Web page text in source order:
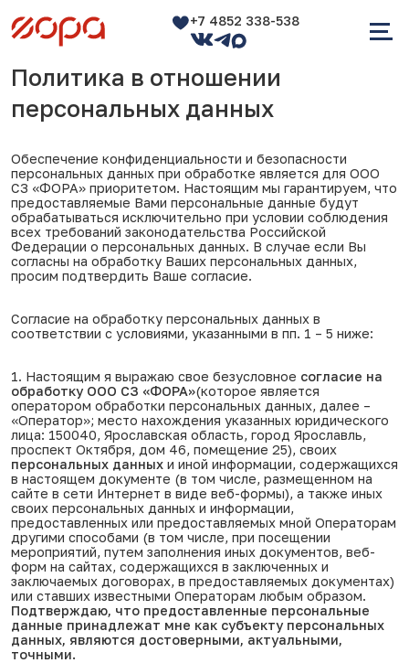
+7 4852 338-538
Политика в отношении
персональных данных
Обеспечение конфиденциальности и безопасности
персональных данных при обработке является для ООО
СЗ «ФОРА» приоритетом. Настоящим мы гарантируем, что
предоставляемые Вами персональные данные будут
обрабатываться исключительно при условии соблюдения
всех требований законодательства Российской
Федерации о персональных данных. В случае если Вы
согласны на обработку Ваших персональных данных,
просим подтвердить Ваше согласие.
Согласие на обработку персональных данных в
соответствии с условиями, указанными в пп. 1 – 5 ниже:
1. Настоящим я выражаю свое безусловное согласие на
обработку ООО СЗ «ФОРА»(которое является
оператором обработки персональных данных, далее –
«Оператор»; место нахождения указанных юридического
лица: 150040, Ярославская область, город Ярославль,
проспект Октября, дом 46, помещение 25), своих
персональных данных и иной информации, содержащихся
в настоящем документе (в том числе, размещенном на
сайте в сети Интернет в виде веб-формы), а также иных
своих персональных данных и информации,
предоставленных или предоставляемых мной Операторам
другими способами (в том числе, при посещении
мероприятий, путем заполнения иных документов, веб-
форм на сайтах, содержащихся в заключенных и
заключаемых договорах, в предоставляемых документах)
или ставших известными Операторам любым образом.
Подтверждаю, что предоставленные персональные
данные принадлежат мне как субъекту персональных
данных, являются достоверными, актуальными,
точными.